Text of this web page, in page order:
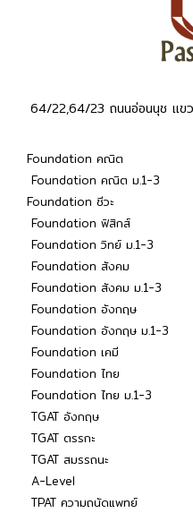
64/22,64/23 ถนนอ่อนนุช แขว
Foundation คณิต
Foundation คณิต ม.1-3
Foundation ชีวะ
Foundation ฟิสิกส์
Foundation วิทย์ ม.1-3
Foundation สังคม
Foundation สังคม ม.1-3
Foundation อังกฤษ
Foundation อังกฤษ ม.1-3
Foundation เคมี
Foundation ไทย
Foundation ไทย ม.1-3
TGAT อังกฤษ
TGAT ตรรกะ
TGAT สมรรถนะ
A-Level
TPAT ความถนัดแพทย์